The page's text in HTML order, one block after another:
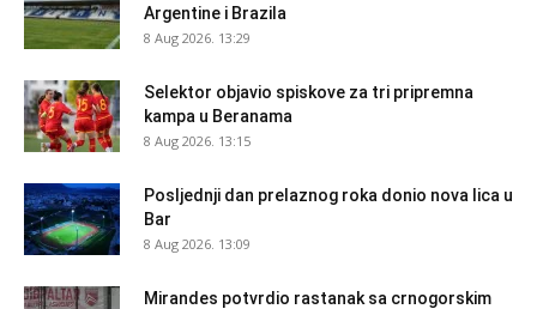
Argentine i Brazila
8 Aug 2026. 13:29
Selektor objavio spiskove za tri pripremna
kampa u Beranama
8 Aug 2026. 13:15
Posljednji dan prelaznog roka donio nova lica u
Bar
8 Aug 2026. 13:09
Mirandes potvrdio rastanak sa crnogorskim